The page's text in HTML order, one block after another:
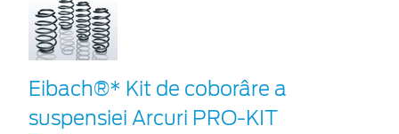
Eibach®* Kit de coborâre a
suspensiei Arcuri PRO-KIT